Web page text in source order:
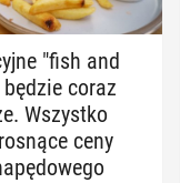
"fish and
coraz
Wszyst­ko
ceny